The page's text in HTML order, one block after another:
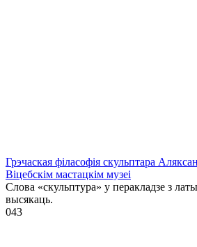
Грэчаская філасофія скульптара
Віцебскім мастацкім музеі
Слова «скульптура» у перакладзе з
высякаць.
043